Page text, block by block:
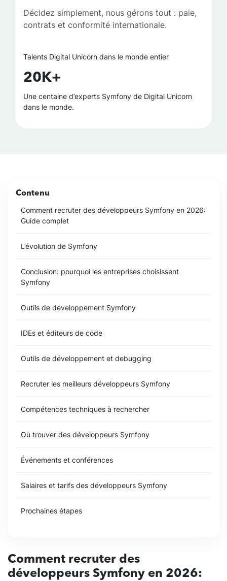
Décidez simplement, nous gérons tout : paie,
contrats et conformité internationale.
Talents Digital Unicorn dans le monde entier
20K+
Une centaine d’experts Symfony de Digital Unicorn
dans le monde.
Comment recruter des
développeurs Symfony en 2026:
Contenu
Comment recruter des développeurs Symfony en 2026:
Guide complet
L’évolution de Symfony
Conclusion: pourquoi les entreprises choisissent
Symfony
Outils de développement Symfony
IDEs et éditeurs de code
Outils de développement et debugging
Recruter les meilleurs développeurs Symfony
Compétences techniques à rechercher
Où trouver des développeurs Symfony
Événements et conférences
Salaires et tarifs des développeurs Symfony
Prochaines étapes